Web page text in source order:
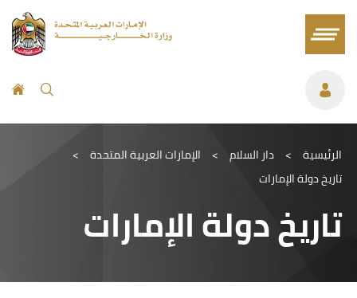
الرئيسية > دار السلام > الإمارات العربية المتحدة >
تاريخ دولة الإمارات
تاريخ دولة الإمارات